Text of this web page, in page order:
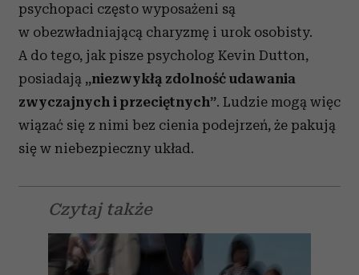
psychopaci często wyposażeni są
w obezwładniającą charyzmę i urok osobisty.
A do tego, jak pisze psycholog Kevin Dutton,
posiadają „niezwykłą zdolność udawania
zwyczajnych i przeciętnych”. Ludzie mogą więc
wiązać się z nimi bez cienia podejrzeń, że pakują
się w niebezpieczny układ.
Czytaj także